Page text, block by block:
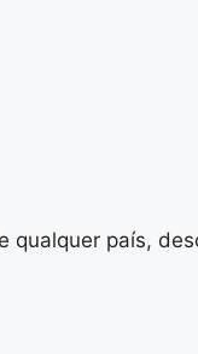
qualquer país,